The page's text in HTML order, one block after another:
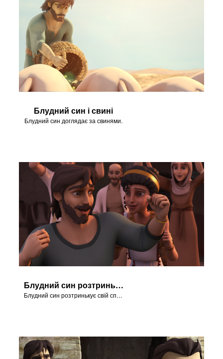
Блудний син і свині
Блудний син доглядає за свинями.
Блудний син розтринькує гроші
Блудний син розтринькує свій спадок.